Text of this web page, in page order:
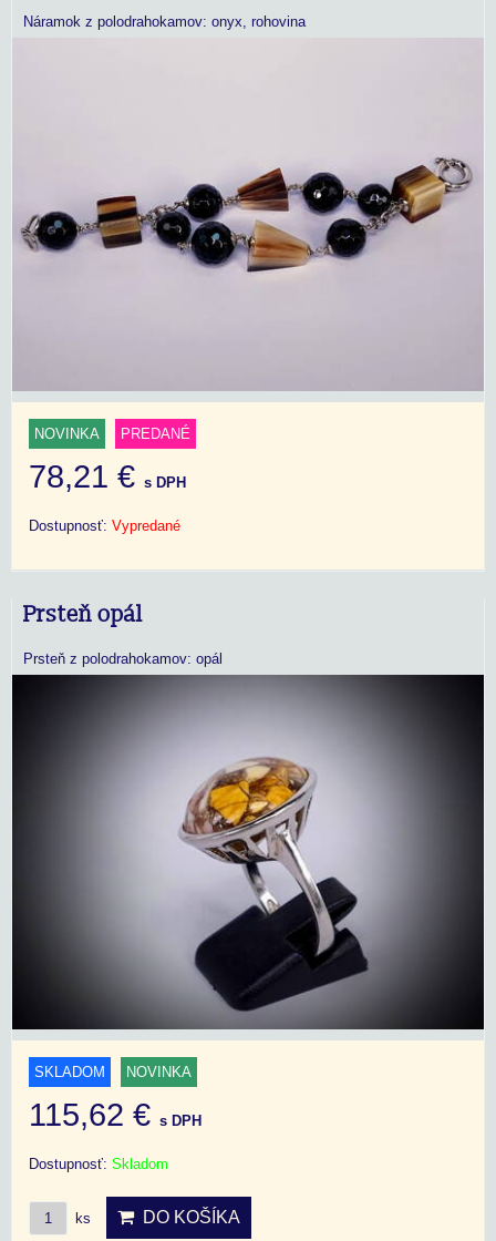
Náramok z polodrahokamov: onyx, rohovina
NOVINKA PREDANÉ
78,21 € s DPH
Dostupnosť: Vypredané
Prsteň opál
Prsteň z polodrahokamov: opál
SKLADOM NOVINKA
115,62 € s DPH
Dostupnosť: Skladom
ks DO KOŠÍKA